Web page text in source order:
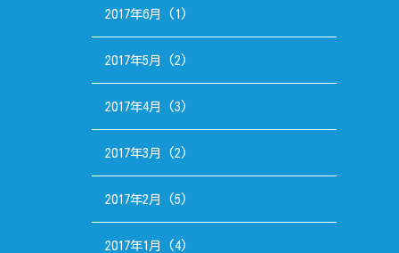
2017年6月 (1)
2017年5月 (2)
2017年4月 (3)
2017年3月 (2)
2017年2月 (5)
2017年1月 (4)